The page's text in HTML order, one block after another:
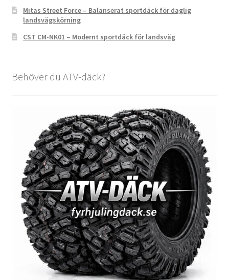
Mitas Street Force – Balanserat sportdäck för daglig
landsvägskörning
CST CM-NK01 – Modernt sportdäck för landsväg
Behöver du ATV-däck?